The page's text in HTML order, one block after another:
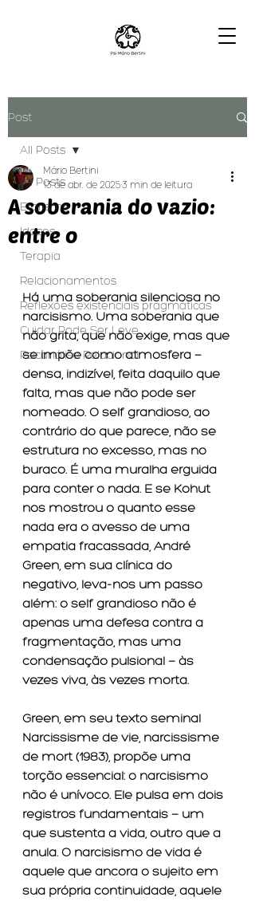
Post
All Posts
Etarismo
Idosos
Terapia
Relacionamentos
Reflexões existenciais pragmáticas
Cuidar Pode Ser Leve
Psicanálise Relacional
All Posts
A soberania do vazio:
entre o
Mário Bertini
13 de abr. de 20253 min de leitura
Há uma soberania silenciosa no
narcisismo. Uma soberania que
não grita, que não exige, mas que
se impõe como atmosfera —
densa, indizível, feita daquilo que
falta, mas que não pode ser
nomeado. O self grandioso, ao
contrário do que parece, não se
estrutura no excesso, mas no
buraco. É uma muralha erguida
para conter o nada. E se Kohut
nos mostrou o quanto esse
nada era o avesso de uma
empatia fracassada, André
Green, em sua clínica do
negativo, leva-nos um passo
além: o self grandioso não é
apenas uma defesa contra a
fragmentação, mas uma
condensação pulsional — às
vezes viva, às vezes morta.
Green, em seu texto seminal
Narcissisme de vie, narcissisme
de mort (1983), propõe uma
torção essencial: o narcisismo
não é unívoco. Ele pulsa em dois
registros fundamentais — um
que sustenta a vida, outro que a
anula. O narcisismo de vida é
aquele que ancora o sujeito em
sua própria continuidade, aquele